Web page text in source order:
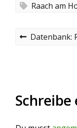
Raach am
B
r
a
P
s
p
s
Datenbank: